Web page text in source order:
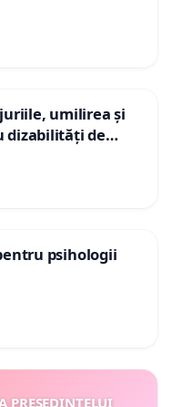
umilirea și
dizabilități de
psihologii
PREȘEDINTELUI